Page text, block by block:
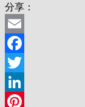
分享：
Email
Facebook
Twitter
LinkedIn